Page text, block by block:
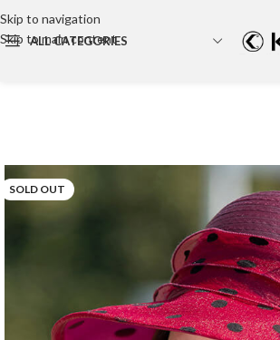
Skip to navigation
Skip to main content
ALL CATEGORIES
Cosmetic bag
Tote Bag
Hand bag
SOLD OUT